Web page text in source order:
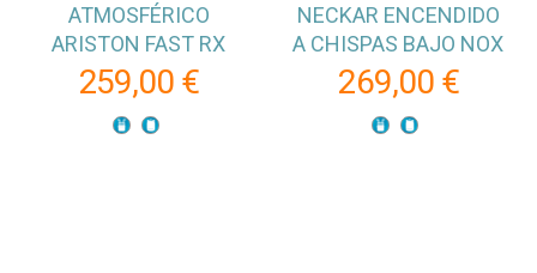
ATMOSFÉRICO
ARISTON FAST RX
259,00 €
NECKAR ENCENDIDO
A CHISPAS BAJO NOX
269,00 €